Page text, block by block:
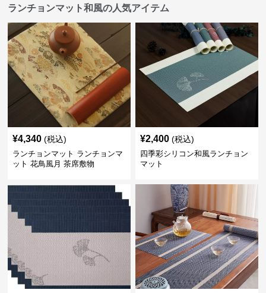
ランチョンマット和風の人気アイテム
¥4,340 (税込)
ランチョンマット ランチョンマ
ット 花鳥風月 茶席敷物
¥2,400 (税込)
四季彩シリコン和風ランチョン
マット